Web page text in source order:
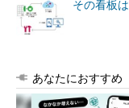
その看板
あなたにおすすめ